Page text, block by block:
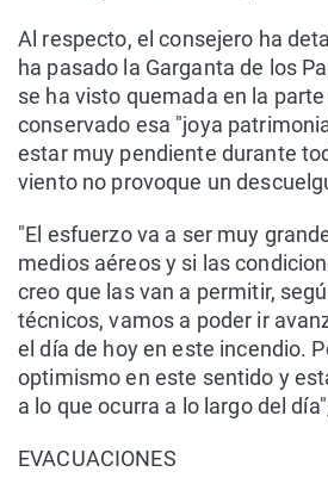
Al respecto, el consejero ha
ha pasado la Garganta de los
se ha visto quemada en la
conservado esa "joya
estar muy pendiente durante
viento no provoque un
"El esfuerzo va a ser muy
medios aéreos y si las
creo que las van a permitir,
técnicos, vamos a poder ir
el día de hoy en este incendio.
optimismo en este sentido y
a lo que ocurra a lo largo del
EVACUACIONES